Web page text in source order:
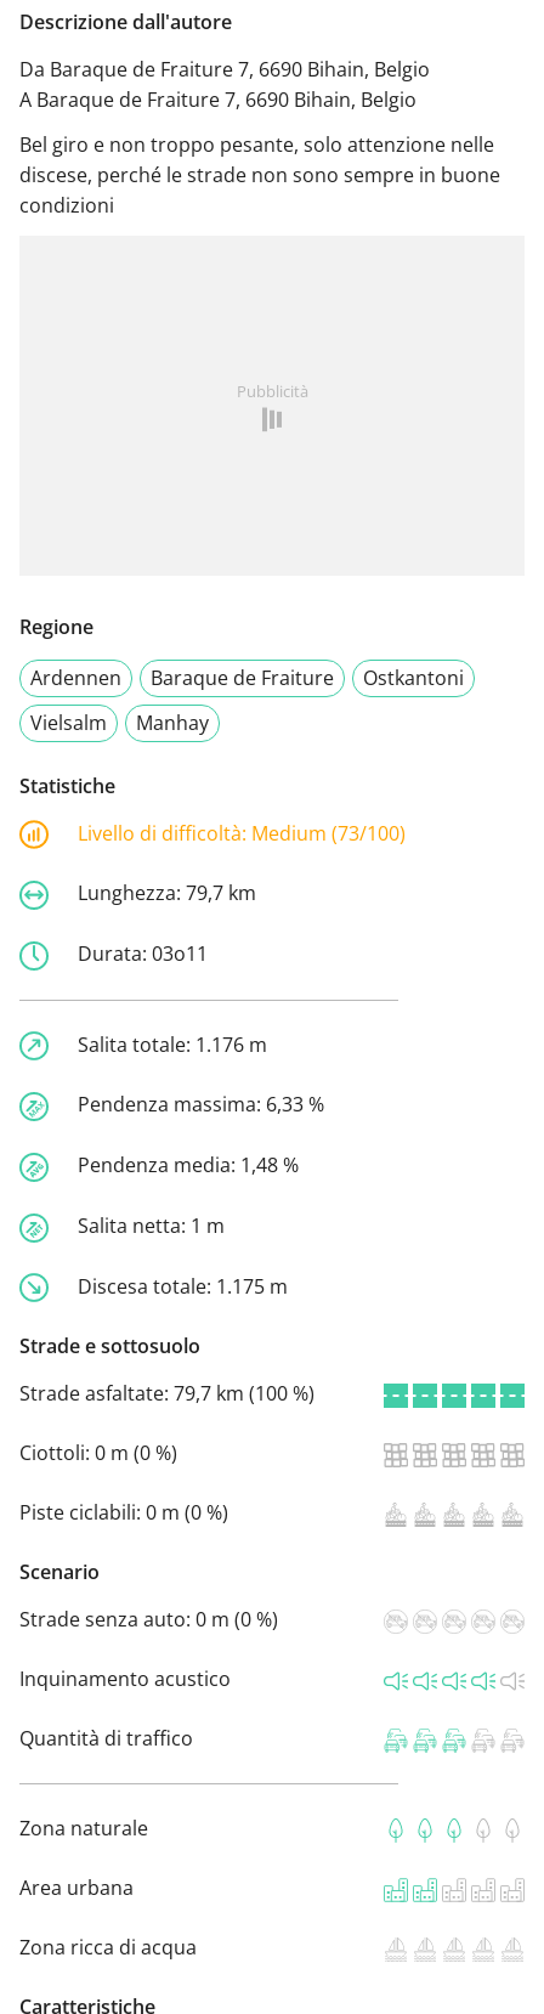
Descrizione dall'autore
Da Baraque de Fraiture 7, 6690 Bihain, Belgio
A Baraque de Fraiture 7, 6690 Bihain, Belgio
Bel giro e non troppo pesante, solo attenzione nelle
discese, perché le strade non sono sempre in buone
condizioni
Pubblicità
Regione
Ardennen
Baraque de Fraiture
Ostkantoni
Vielsalm
Manhay
Statistiche
Livello di difficoltà: Medium (73/100)
Lunghezza: 79,7 km
Durata: 03o11
Salita totale: 1.176 m
Pendenza massima: 6,33 %
Pendenza media: 1,48 %
Salita netta: 1 m
Discesa totale: 1.175 m
Strade e sottosuolo
Strade asfaltate: 79,7 km (100 %)
Ciottoli: 0 m (0 %)
Piste ciclabili: 0 m (0 %)
Scenario
Strade senza auto: 0 m (0 %)
Inquinamento acustico
Quantità di traffico
Zona naturale
Area urbana
Zona ricca di acqua
Caratteristiche